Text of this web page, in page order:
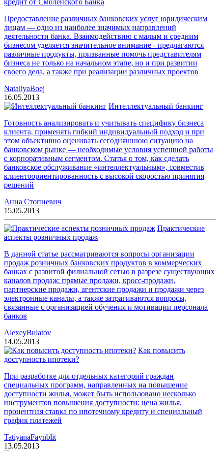
кредит от Смоленского Банка
Предоставление различных банковских услуг юридическим
лицам — одно из наиболее значимых направлений
деятельности банка. Взаимодействию с малым и средним
бизнесом уделяется значительное внимание - предлагаются
различные продукты, призванные помочь представителям
бизнеса не только на начальном этапе, но и при развитии
своего дела, а также при реализации различных проектов
NataliyaBoej
16.05.2013
Интеллектуальный банкинг
Готовность анализировать и учитывать специфику бизнеса
клиента, применять гибкий индивидуальный подход и при
этом объективно оценивать сегодняшнюю ситуацию на
банковском рынке — необходимые условия успешной работы
с корпоративным сегментом. Статья о том, как сделать
банковское обслуживание «интеллектуальным», совместив
клиентоориентированность с высокой скоростью принятия
решений
Анна Стопневич
15.05.2013
Практические
аспекты розничных продаж
В данной статье рассматриваются вопросы организации
продаж розничных банковских продуктов в коммерческих
банках с развитой филиальной сетью в разрезе существующих
каналов продаж: прямые продажи, кросс-продажи,
партнерские продажи, агентские продажи и продажи через
электронные каналы, а также затрагиваются вопросы,
связанные с организацией обучения и мотивации персонала
банков
AlexeyBulatov
14.05.2013
Как повысить
доступность ипотеки?
При разработке для отдельных категорий граждан
специальных программ, направленных на повышение
доступности жилья, может быть использовано несколько
инструментов повышения доступности: цена жилья,
процентная ставка по ипотечному кредиту и специальный
график платежей
TatiyanaFaynblit
13.05.2013